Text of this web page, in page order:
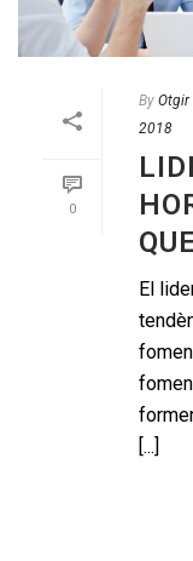
0
By Otgir
2018
El
[...]